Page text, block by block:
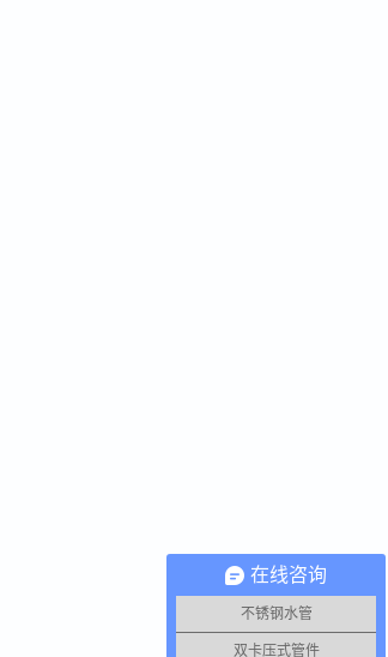
在线咨询
不锈钢水管
双卡压式管件